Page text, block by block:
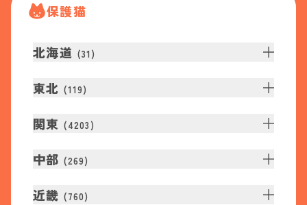
保護猫
北海道 (31 )
東北 (119)
関東 (4203 )
中部 (269)
近畿 (760)